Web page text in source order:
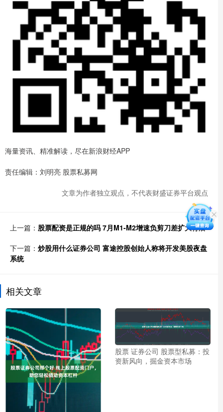
海量资讯、精准解读，尽在新浪财经APP
责任编辑：刘明亮 股票私募网
文章为作者独立观点，不代表财盛证券平台观点
上一篇： 股票配资是正规的吗 7月M1-M2增速负剪刀差扩大背后
下一篇： 炒股用什么证券公司 富途控股创始人称将开发美股夜盘
系统
相关文章
股票 证券公司 股票型私募：投
资新风向，掘金资本市场